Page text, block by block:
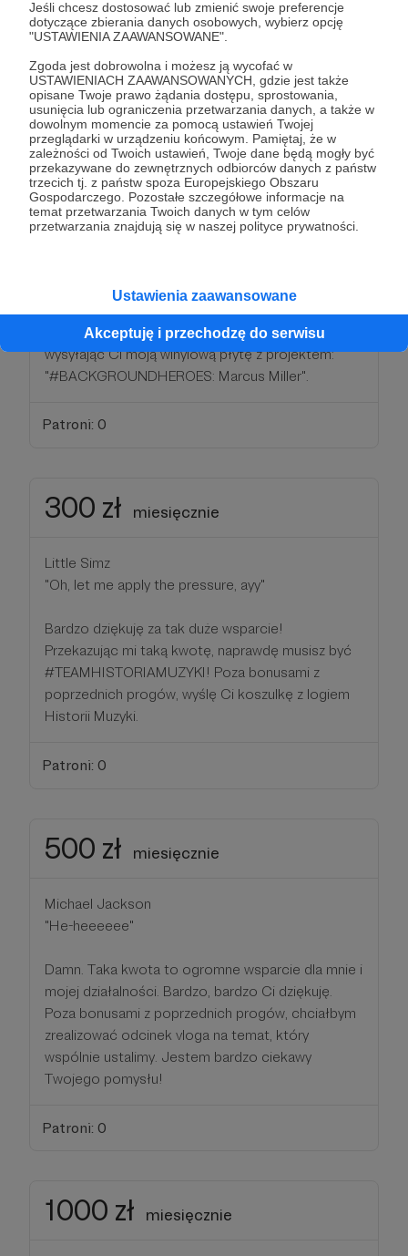
Jeśli chcesz dostosować lub zmienić swoje preferencje
dotyczące zbierania danych osobowych, wybierz opcję
"USTAWIENIA ZAAWANSOWANE".
Zgoda jest dobrowolna i możesz ją wycofać w
USTAWIENIACH ZAAWANSOWANYCH, gdzie jest także
opisane Twoje prawo żądania dostępu, sprostowania,
usunięcia lub ograniczenia przetwarzania danych, a także w
dowolnym momencie za pomocą ustawień Twojej
przeglądarki w urządzeniu końcowym. Pamiętaj, że w
zależności od Twoich ustawień, Twoje dane będą mogły być
przekazywane do zewnętrznych odbiorców danych z państw
trzecich tj. z państw spoza Europejskiego Obszaru
Gospodarczego. Pozostałe szczegółowe informacje na
temat przetwarzania Twoich danych w tym celów
przetwarzania znajdują się w naszej polityce prywatności.
Ustawienia zaawansowane
Akceptuję i przechodzę do serwisu
mojej pracy. Poza bonusami z poprzednich
progów, zapraszam na spotkanie na Zoomie!
Patroni: 0
200 zł miesięcznie
Wu-Tang Clan
Patroni rules everything around me, bardzo bardzo
Za tak duże wsparcie chciałbym Ci podziękować,
wysyłając Ci moją winylową płytę z projektem:
"#BACKGROUNDHEROES: Marcus Miller".
Patroni: 0
300 zł miesięcznie
Little Simz
"Oh, let me apply the pressure, ayy"
Bardzo dziękuję za tak duże wsparcie!
Przekazując mi taką kwotę, naprawdę musisz być
#TEAMHISTORIAMUZYKI! Poza bonusami z
poprzednich progów, wyślę Ci koszulkę z logiem
Historii Muzyki.
Patroni: 0
500 zł miesięcznie
Michael Jackson
"He-heeeeee"
Damn. Taka kwota to ogromne wsparcie dla mnie i
mojej działalności. Bardzo, bardzo Ci dziękuję.
Poza bonusami z poprzednich progów, chciałbym
zrealizować odcinek vloga na temat, który
wspólnie ustalimy. Jestem bardzo ciekawy
Twojego pomysłu!
Patroni: 0
1000 zł miesięcznie